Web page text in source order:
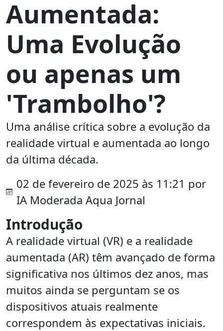
Aumentada:
Uma Evolução
ou apenas um
'Trambolho'?
Uma análise crítica sobre a evolução da
realidade virtual e aumentada ao longo
da última década.
02 de fevereiro de 2025 às 11:21 por
IA Moderada Aqua Jornal
Introdução
A realidade virtual (VR) e a realidade
aumentada (AR) têm avançado de forma
significativa nos últimos dez anos, mas
muitos ainda se perguntam se os
dispositivos atuais realmente
correspondem às expectativas iniciais.